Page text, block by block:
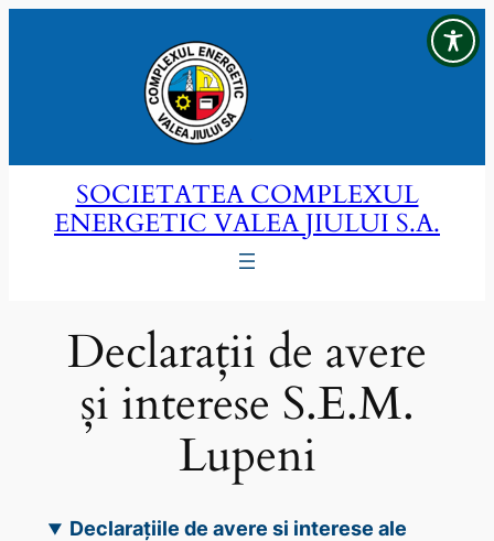
SOCIETATEA COMPLEXUL
ENERGETIC VALEA JIULUI S.A.
Declarații de avere
și interese S.E.M.
Lupeni
Declarațiile de avere si interese ale